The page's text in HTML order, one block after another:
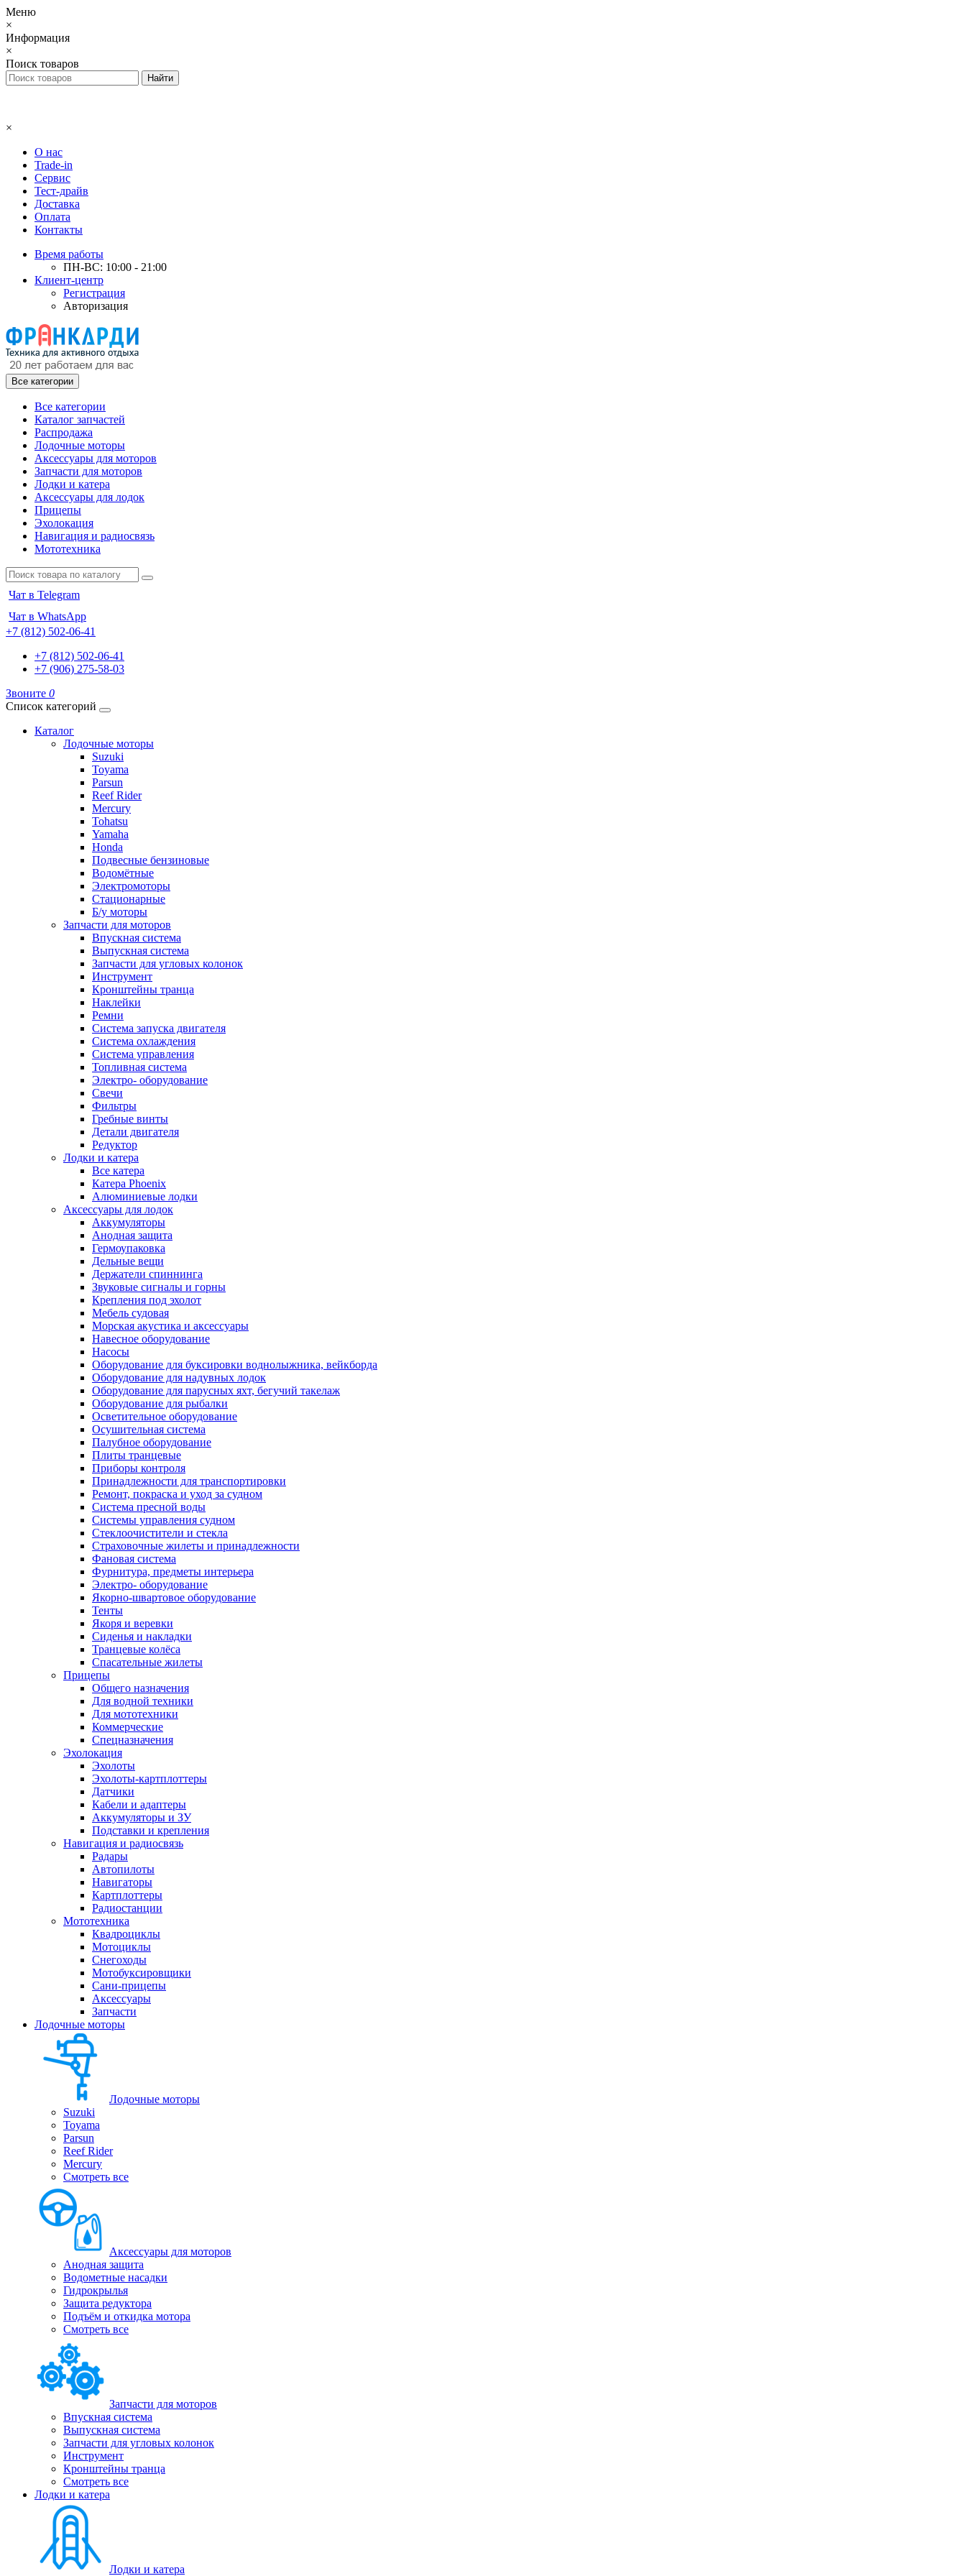
Меню
×
Информация
×
Поиск товаров
×
О нас
Trade-in
Сервис
Тест-драйв
Доставка
Оплата
Контакты
Время работы
ПН-ВС: 10:00 - 21:00
Клиент-центр
Регистрация
Авторизация
Все категории
Все категории
Каталог запчастей
Распродажа
Лодочные моторы
Аксессуары для моторов
Запчасти для моторов
Лодки и катера
Аксессуары для лодок
Прицепы
Эхолокация
Навигация и радиосвязь
Мототехника
Чат в Telegram
Чат в WhatsApp
+7 (812) 502-06-41
+7 (812) 502-06-41
+7 (906) 275-58-03
Звоните 0
Список категорий
Каталог
Лодочные моторы
Suzuki
Toyama
Parsun
Reef Rider
Mercury
Tohatsu
Yamaha
Honda
Подвесные бензиновые
Водомётные
Электромоторы
Стационарные
Б/у моторы
Запчасти для моторов
Впускная система
Выпускная система
Запчасти для угловых колонок
Инструмент
Кронштейны транца
Наклейки
Ремни
Система запуска двигателя
Система охлаждения
Система управления
Топливная система
Электро- оборудование
Свечи
Фильтры
Гребные винты
Детали двигателя
Редуктор
Лодки и катера
Все катера
Катера Phoenix
Алюминиевые лодки
Аксессуары для лодок
Аккумуляторы
Анодная защита
Гермоупаковка
Дельные вещи
Держатели спиннинга
Звуковые сигналы и горны
Крепления под эхолот
Мебель судовая
Морская акустика и аксессуары
Навесное оборудование
Насосы
Оборудование для буксировки воднолыжника, вейкборда
Оборудование для надувных лодок
Оборудование для парусных яхт, бегучий такелаж
Оборудование для рыбалки
Осветительное оборудование
Осушительная система
Палубное оборудование
Плиты транцевые
Приборы контроля
Принадлежности для транспортировки
Ремонт, покраска и уход за судном
Система пресной воды
Системы управления судном
Стеклоочистители и стекла
Страховочные жилеты и принадлежности
Фановая система
Фурнитура, предметы интерьера
Электро- оборудование
Якорно-швартовое оборудование
Тенты
Якоря и веревки
Сиденья и накладки
Транцевые колёса
Спасательные жилеты
Прицепы
Общего назначения
Для водной техники
Для мототехники
Коммерческие
Спецназначения
Эхолокация
Эхолоты
Эхолоты-картплоттеры
Датчики
Кабели и адаптеры
Аккумуляторы и ЗУ
Подставки и крепления
Навигация и радиосвязь
Радары
Автопилоты
Навигаторы
Картплоттеры
Радиостанции
Мототехника
Квадроциклы
Мотоциклы
Снегоходы
Мотобуксировщики
Сани-прицепы
Аксессуары
Запчасти
Лодочные моторы
Лодочные моторы
Suzuki
Toyama
Parsun
Reef Rider
Mercury
Смотреть все
Аксессуары для моторов
Анодная защита
Водометные насадки
Гидрокрылья
Защита редуктора
Подъём и откидка мотора
Смотреть все
Запчасти для моторов
Впускная система
Выпускная система
Запчасти для угловых колонок
Инструмент
Кронштейны транца
Смотреть все
Лодки и катера
Лодки и катера